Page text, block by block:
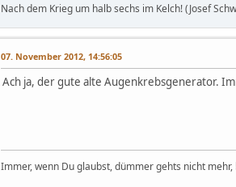
Nach dem Krieg um halb sechs im Kelch! (Josef
07. November 2012, 14:56:05
Ach ja, der gute alte Augenkrebsgenerator.
Immer, wenn Du glaubst, dümmer gehts nicht